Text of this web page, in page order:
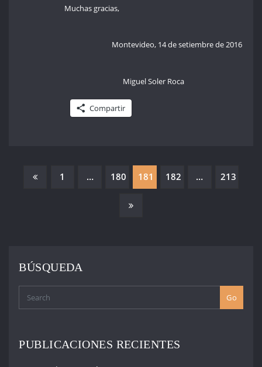
Muchas gracias,
Montevideo, 14 de setiembre de 2016
Miguel Soler Roca
Compartir
PAGINACIÓN
1 … 180 181 182 … 213
BÚSQUEDA
Go
PUBLICACIONES RECIENTES